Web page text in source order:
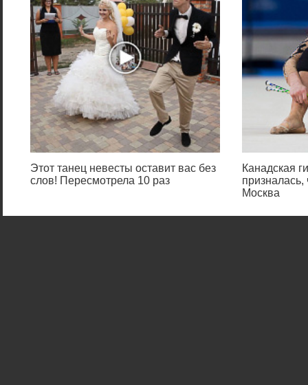
Этот танец невесты оставит вас без
слов! Пересмотрела 10 раз
Канадская
Москва